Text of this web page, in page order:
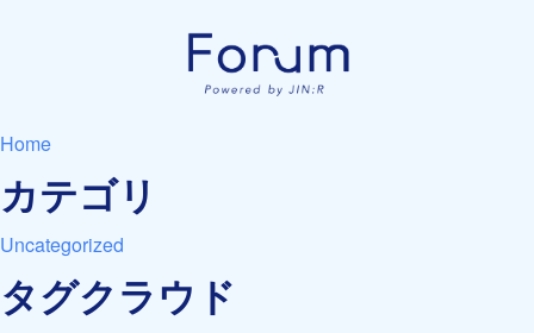
Home
カテゴリ
Uncategorized
タグクラウド